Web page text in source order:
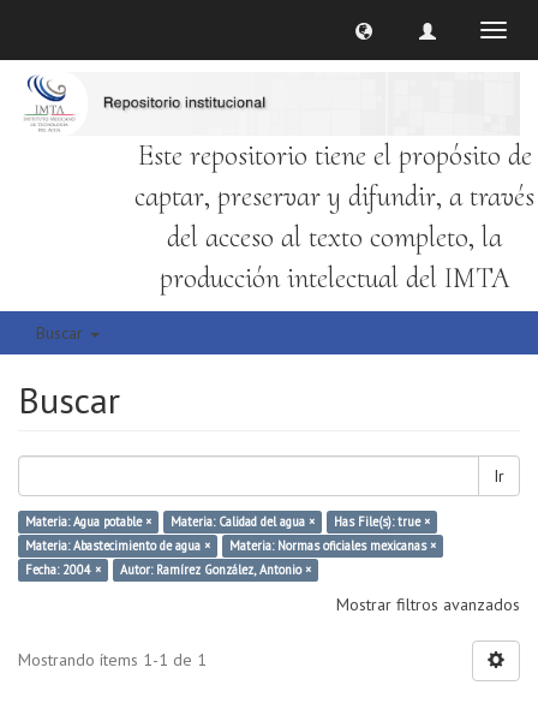
Este repositorio tiene el propósito de
captar, preservar y difundir, a través
del acceso al texto completo, la
producción intelectual del IMTA
Buscar
Buscar
Ir
Materia: Agua potable × Materia: Calidad del agua ×
Has File(s): true ×
Materia: Abastecimiento de agua ×
Materia: Normas oficiales mexicanas ×
Fecha: 2004 ×
Autor: Ramírez González, Antonio ×
Mostrar filtros avanzados
Mostrando ítems 1-1 de 1